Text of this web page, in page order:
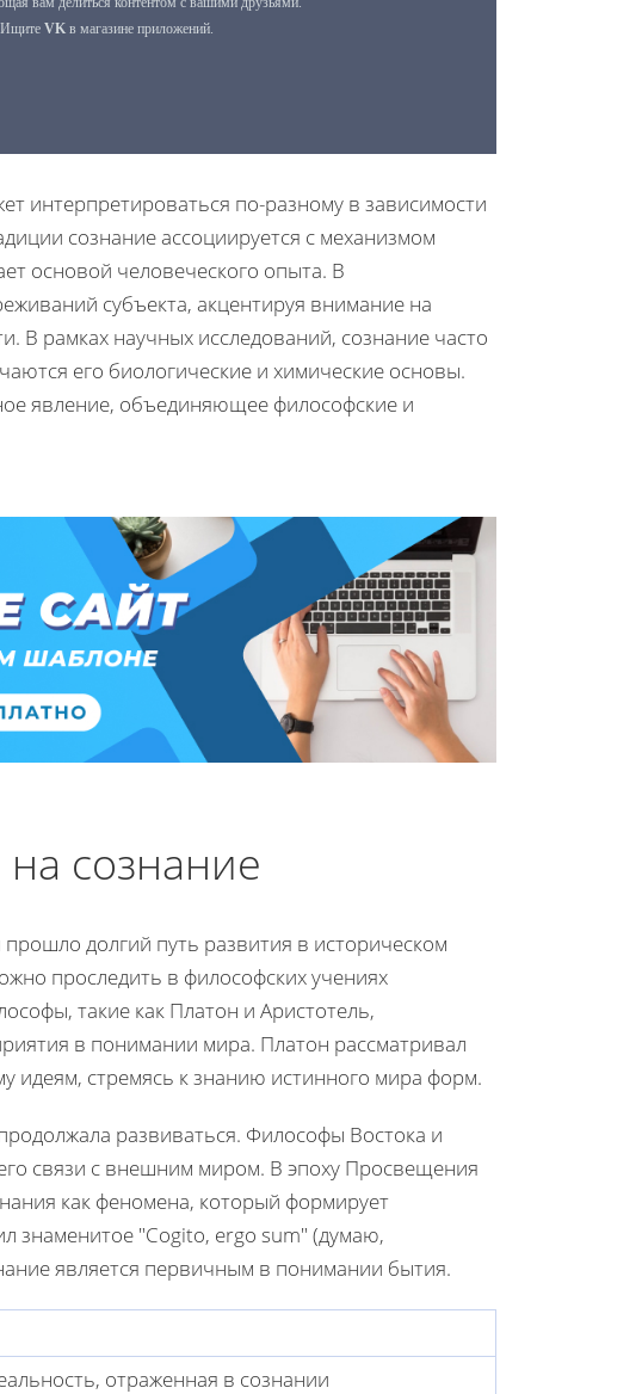
интерпретироваться по-разному в зависимости
сознание ассоциируется с механизмом
основой человеческого опыта. В
субъекта, акцентируя внимание на
В рамках научных исследований, сознание часто
его биологические и химические основы.
явление, объединяющее философские и
сознание
долгий путь развития в историческом
проследить в философских учениях
такие как Платон и Аристотель,
в понимании мира. Платон рассматривал
идеям, стремясь к знанию истинного мира форм.
развиваться. Философы Востока и
связи с внешним миром. В эпоху Просвещения
как феномена, который формирует
знаменитое "Cogito, ergo sum" (думаю,
является первичным в понимании бытия.
отраженная в сознании